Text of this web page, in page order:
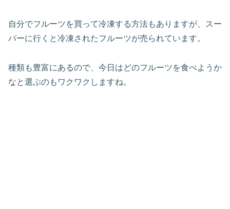
自分でフルーツを買って冷凍する方法もありますが、スー
パーに行くと冷凍されたフルーツが売られています。
種類も豊富にあるので、今日はどのフルーツを食べようか
なと選ぶのもワクワクしますね。